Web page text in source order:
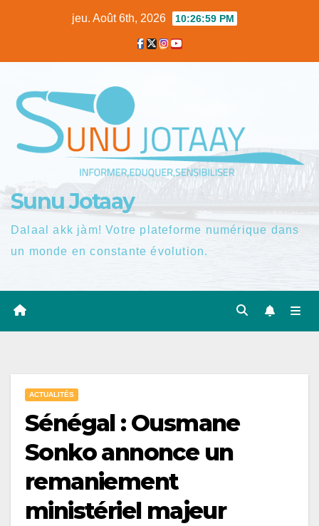
jeu. Août 6th, 2026 10:27:00 PM
Sunu Jotaay
Dalaal akk jàm! Votre plateforme numérique dans
un monde en constante évolution.
ACTUALITÉS
Sénégal : Ousmane
Sonko annonce un
remaniement
ministériel majeur